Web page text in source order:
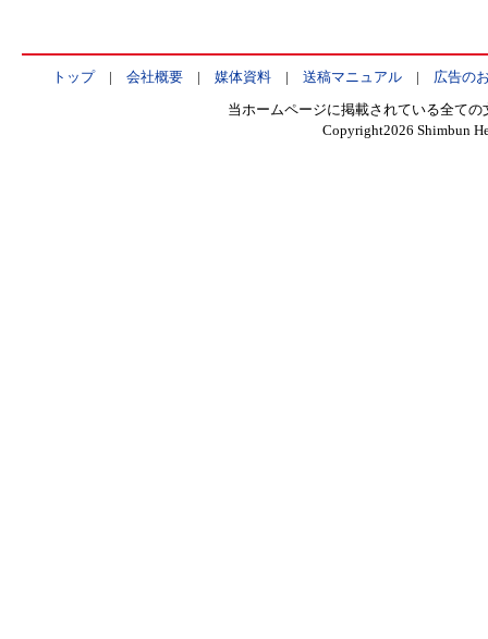
トップ| 会社概要| 媒体資料| 送稿マニュアル| 広告の
当ホームページに掲載されている全て
Copyright2026 Shimbun